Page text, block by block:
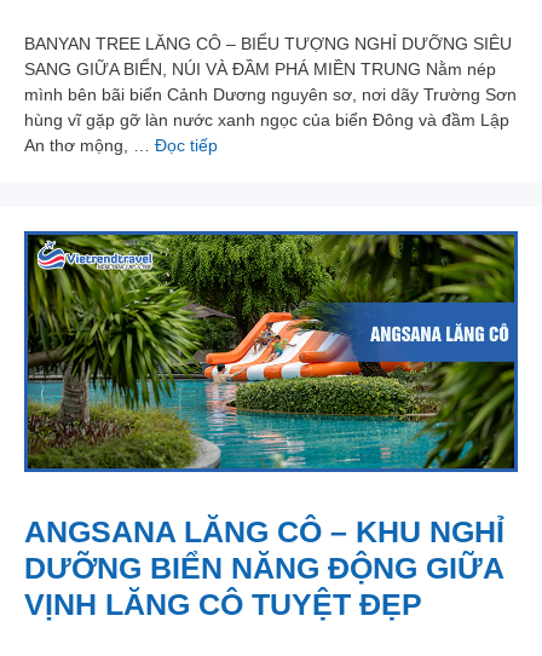
BANYAN TREE LĂNG CÔ – BIỂU TƯỢNG NGHỈ DƯỠNG SIÊU
SANG GIỮA BIỂN, NÚI VÀ ĐẦM PHÁ MIỀN TRUNG Nằm nép
mình bên bãi biển Cảnh Dương nguyên sơ, nơi dãy Trường Sơn
hùng vĩ gặp gỡ làn nước xanh ngọc của biển Đông và đầm Lập
An thơ mộng, … Đọc tiếp
ANGSANA LĂNG CÔ – KHU NGHỈ
DƯỠNG BIỂN NĂNG ĐỘNG GIỮA
VỊNH LĂNG CÔ TUYỆT ĐẸP